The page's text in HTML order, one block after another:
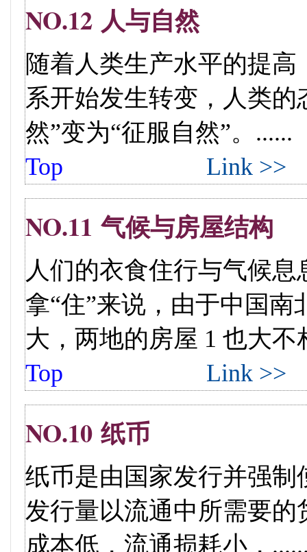
NO.12 人与自然
随着人类生产水平的提
系开始发生转变，人类的
然”变为“征服自然”。......
Top
Link >>
NO.11 气候与房屋结构
人们的衣食住行与气候息
拿“住”来说，由于中国南
大，两地的房屋 1 也大不
Top
Link >>
NO.10 纸币
纸币是由国家发行并强
发行量以流通中所需要
成本低，流通损耗小，